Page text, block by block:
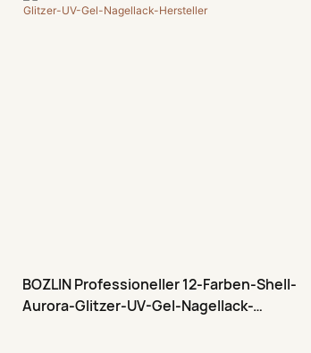
BOZLIN Professioneller 12-Farben-Shell-
Aurora-Glitzer-UV-Gel-Nagellack-